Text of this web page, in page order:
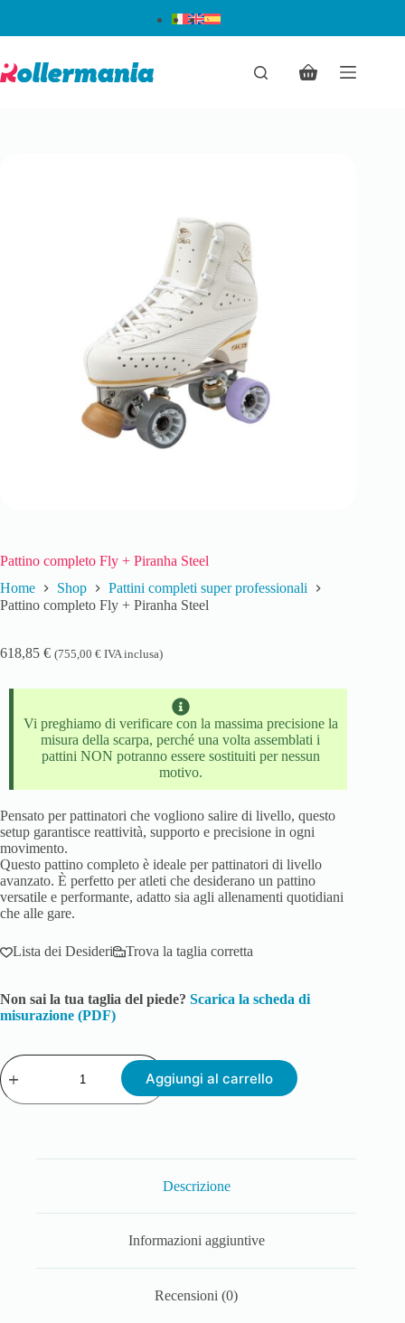
Pattino completo Fly + Piranha Steel
Home
Shop
Pattini completi super professionali
Pattino completo Fly + Piranha Steel
618,85 € (755,00 € IVA inclusa)
Vi preghiamo di verificare con la massima precisione la
misura della scarpa, perché una volta assemblati i
pattini NON potranno essere sostituiti per nessun
motivo.
Pensato per pattinatori che vogliono salire di livello, questo
setup garantisce reattività, supporto e precisione in ogni
movimento.
Questo pattino completo è ideale per pattinatori di livello
avanzato. È perfetto per atleti che desiderano un pattino
versatile e performante, adatto sia agli allenamenti quotidiani
che alle gare.
Lista dei Desideri Trova la taglia corretta
Non sai la tua taglia del piede? Scarica la scheda di
misurazione (PDF)
Aggiungi al carrello
Descrizione
Informazioni aggiuntive
Recensioni (0)